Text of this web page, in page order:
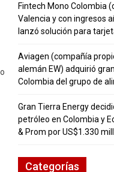
Fintech Mono Colombia
Valencia y con ingresos
lanzó solución para
Aviagen (compañía
alemán EW) adquirió
Colombia del grupo de
Gran Tierra Energy
petróleo en Colombia y
& Prom por US$1.330
Categorías